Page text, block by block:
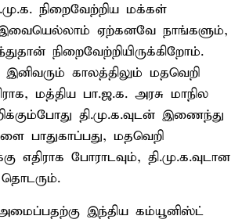
நிறைவேற்றிய மக்கள்
ஏற்கனவே நாங்களும்,
நிறைவேற்றியிருக்கிறோம்.
காலத்திலும் மதவெறி
மத்திய பா.ஜ.க. அரசு மாநில
தி.மு.க.வுடன் இணைந்து
பாதுகாப்பது, மதவெறி
எதிராக போராடவும், தி.மு.க.வுடான
இந்திய கம்யூனிஸ்ட்